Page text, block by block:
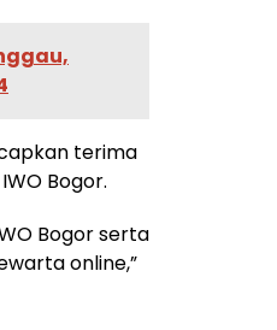
terima
Bogor.
Bogor serta
online,”